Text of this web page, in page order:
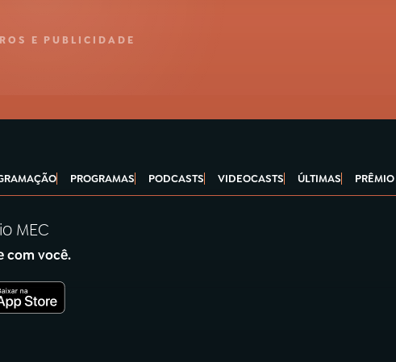
E PUBLICIDADE
PROGRAMAS PODCASTS VIDEOCASTS ÚLTIMAS
MEC
com você.